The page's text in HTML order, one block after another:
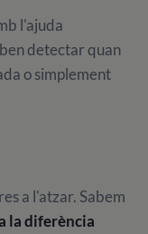
l'ajuda
detectar quan
o simplement
a l'atzar. Sabem
la diferència